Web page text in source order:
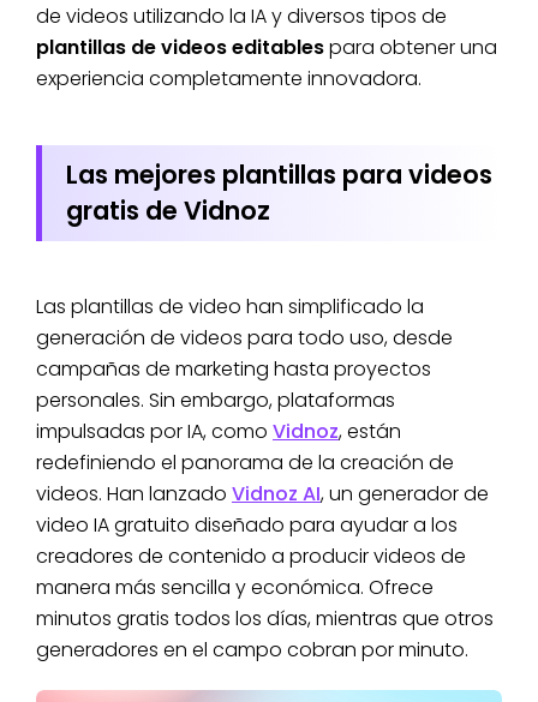
de videos utilizando la IA y diversos tipos de
plantillas de videos editablespara obtener una
experiencia completamente innovadora.
Las mejores plantillas para videos
gratis de Vidnoz
Las plantillas de video han simplificado la
generación de videos para todo uso, desde
campañas de marketing hasta proyectos
personales. Sin embargo, plataformas
impulsadas por IA, como Vidnoz, están
redefiniendo el panorama de la creación de
videos. Han lanzado Vidnoz AI, un generador de
video IA gratuito diseñado para ayudar a los
creadores de contenido a producir videos de
manera más sencilla y económica. Ofrece
minutos gratis todos los días, mientras que otros
generadores en el campo cobran por minuto.